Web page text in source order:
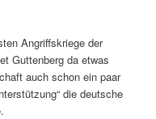
Angriffskriege der
Guttenberg da etwas
auch schon ein paar
die deutsche